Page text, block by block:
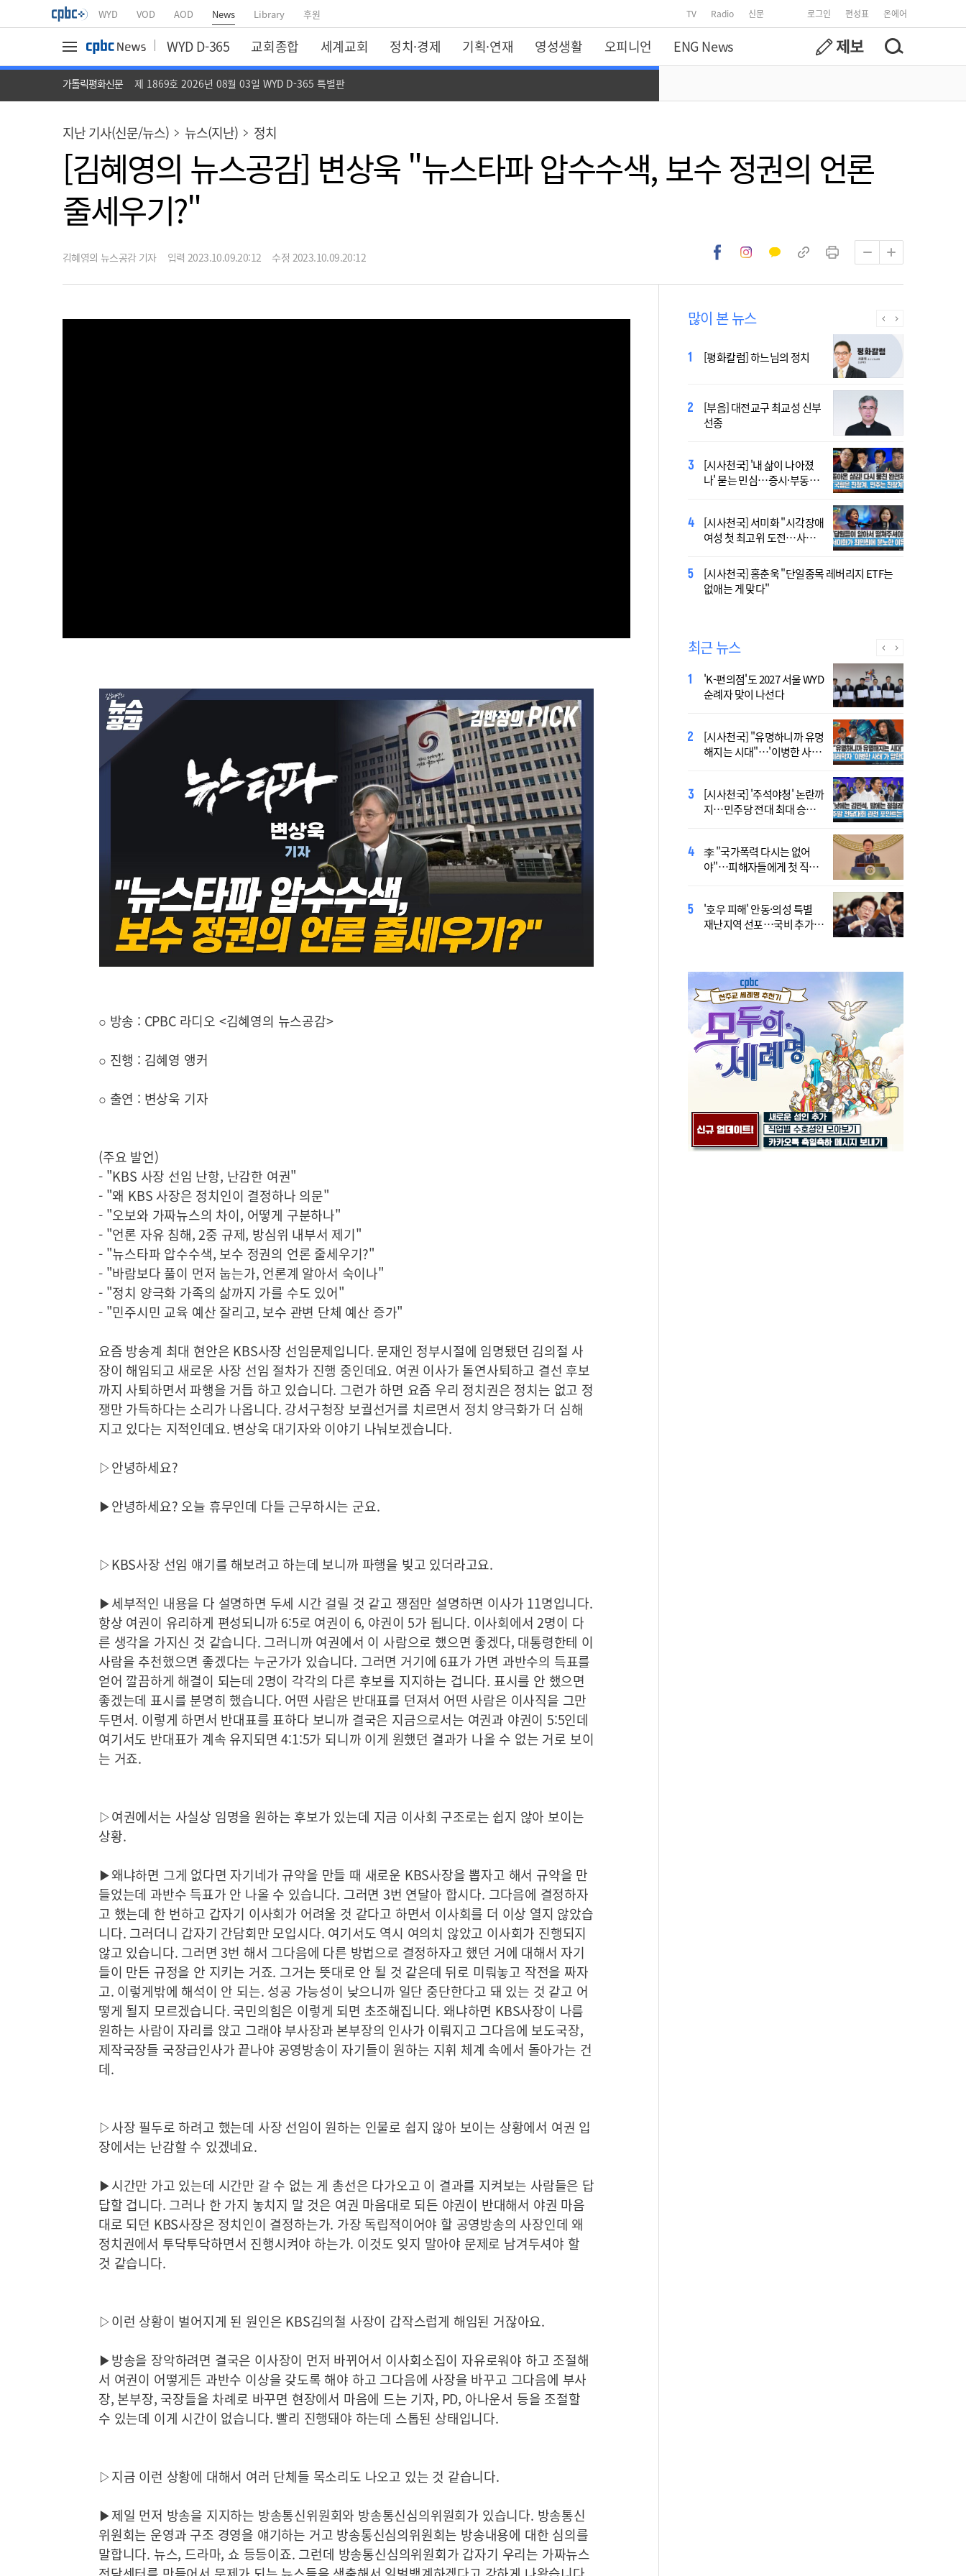
WYD VOD AOD News Library 후원 TV Radio 신문 로그인 편성표 온에어
WYD D-365 교회종합 세계교회 정치·경제 기획·연재 영성생활 오피니언 ENG News
가톨릭평화신문 제 1869호 2026년 08월 03일 WYD D-365 특별판
지난 기사(신문/뉴스) 뉴스(지난) 정치
[김혜영의 뉴스공감] 변상욱 "뉴스타파 압수수색, 보수 정권의 언론
줄세우기?"
김혜영의 뉴스공감 기자 입력 2023.10.09.20:12 수정 2023.10.09.20:12
○ 방송 : CPBC 라디오 <김혜영의 뉴스공감>
○ 진행 : 김혜영 앵커
○ 출연 : 변상욱 기자
(주요 발언)
- "KBS 사장 선임 난항, 난감한 여권"
- "왜 KBS 사장은 정치인이 결정하나 의문"
- "오보와 가짜뉴스의 차이, 어떻게 구분하나"
- "언론 자유 침해, 2중 규제, 방심위 내부서 제기"
- "뉴스타파 압수수색, 보수 정권의 언론 줄세우기?"
- "바람보다 풀이 먼저 눕는가, 언론계 알아서 숙이나"
- "정치 양극화 가족의 삶까지 가를 수도 있어"
- "민주시민 교육 예산 잘리고, 보수 관변 단체 예산 증가"
요즘 방송계 최대 현안은 KBS사장 선임문제입니다. 문재인 정부시절에 임명됐던 김의절 사
장이 해임되고 새로운 사장 선임 절차가 진행 중인데요. 여권 이사가 돌연사퇴하고 결선 후보
까지 사퇴하면서 파행을 거듭 하고 있습니다. 그런가 하면 요즘 우리 정치권은 정치는 없고 정
쟁만 가득하다는 소리가 나옵니다. 강서구청장 보궐선거를 치르면서 정치 양극화가 더 심해
지고 있다는 지적인데요. 변상욱 대기자와 이야기 나눠보겠습니다.
▷안녕하세요?
▶안녕하세요? 오늘 휴무인데 다들 근무하시는 군요.
▷KBS사장 선임 얘기를 해보려고 하는데 보니까 파행을 빚고 있더라고요.
▶세부적인 내용을 다 설명하면 두세 시간 걸릴 것 같고 쟁점만 설명하면 이사가 11명입니다.
항상 여권이 유리하게 편성되니까 6:5로 여권이 6, 야권이 5가 됩니다. 이사회에서 2명이 다
른 생각을 가지신 것 같습니다. 그러니까 여권에서 이 사람으로 했으면 좋겠다, 대통령한테 이
사람을 추천했으면 좋겠다는 누군가가 있습니다. 그러면 거기에 6표가 가면 과반수의 득표를
얻어 깔끔하게 해결이 되는데 2명이 각각의 다른 후보를 지지하는 겁니다. 표시를 안 했으면
좋겠는데 표시를 분명히 했습니다. 어떤 사람은 반대표를 던져서 어떤 사람은 이사직을 그만
두면서. 이렇게 하면서 반대표를 표하다 보니까 결국은 지금으로서는 여권과 야권이 5:5인데
여기서도 반대표가 계속 유지되면 4:1:5가 되니까 이게 원했던 결과가 나올 수 없는 거로 보이
는 거죠.
▷여권에서는 사실상 임명을 원하는 후보가 있는데 지금 이사회 구조로는 쉽지 않아 보이는
상황.
▶왜냐하면 그게 없다면 자기네가 규약을 만들 때 새로운 KBS사장을 뽑자고 해서 규약을 만
들었는데 과반수 득표가 안 나올 수 있습니다. 그러면 3번 연달아 합시다. 그다음에 결정하자
고 했는데 한 번하고 갑자기 이사회가 어려울 것 같다고 하면서 이사회를 더 이상 열지 않았습
니다. 그러더니 갑자기 간담회만 모입시다. 여기서도 역시 여의치 않았고 이사회가 진행되지
않고 있습니다. 그러면 3번 해서 그다음에 다른 방법으로 결정하자고 했던 거에 대해서 자기
들이 만든 규정을 안 지키는 거죠. 그거는 뜻대로 안 될 것 같은데 뒤로 미뤄놓고 작전을 짜자
고. 이렇게밖에 해석이 안 되는. 성공 가능성이 낮으니까 일단 중단한다고 돼 있는 것 같고 어
떻게 될지 모르겠습니다. 국민의힘은 이렇게 되면 초조해집니다. 왜냐하면 KBS사장이 나름
원하는 사람이 자리를 앉고 그래야 부사장과 본부장의 인사가 이뤄지고 그다음에 보도국장,
제작국장들 국장급인사가 끝나야 공영방송이 자기들이 원하는 지휘 체계 속에서 돌아가는 건
데.
▷사장 필두로 하려고 했는데 사장 선임이 원하는 인물로 쉽지 않아 보이는 상황에서 여권 입
장에서는 난감할 수 있겠네요.
▶시간만 가고 있는데 시간만 갈 수 없는 게 총선은 다가오고 이 결과를 지켜보는 사람들은 답
답할 겁니다. 그러나 한 가지 놓치지 말 것은 여권 마음대로 되든 야권이 반대해서 야권 마음
대로 되던 KBS사장은 정치인이 결정하는가. 가장 독립적이어야 할 공영방송의 사장인데 왜
정치권에서 투닥투닥하면서 진행시켜야 하는가. 이것도 잊지 말아야 문제로 남겨두셔야 할
것 같습니다.
▷이런 상황이 벌어지게 된 원인은 KBS김의철 사장이 갑작스럽게 해임된 거잖아요.
▶방송을 장악하려면 결국은 이사장이 먼저 바뀌어서 이사회소집이 자유로워야 하고 조절해
서 여권이 어떻게든 과반수 이상을 갖도록 해야 하고 그다음에 사장을 바꾸고 그다음에 부사
장, 본부장, 국장들을 차례로 바꾸면 현장에서 마음에 드는 기자, PD, 아나운서 등을 조절할
수 있는데 이게 시간이 없습니다. 빨리 진행돼야 하는데 스톱된 상태입니다.
▷지금 이런 상황에 대해서 여러 단체들 목소리도 나오고 있는 것 같습니다.
▶제일 먼저 방송을 지지하는 방송통신위원회와 방송통신심의위원회가 있습니다. 방송통신
위원회는 운영과 구조 경영을 얘기하는 거고 방송통신심의위원회는 방송내용에 대한 심의를
말합니다. 뉴스, 드라마, 쇼 등등이죠. 그런데 방송통신심의위원회가 갑자기 우리는 가짜뉴스
많이 본 뉴스
[평화칼럼] 하느님의 정치
[부음] 대전교구 최교성 신부
선종
[시사천국] '내 삶이 나아졌
나' 묻는 민심…증시·부동산
[시사천국] 서미화 "시각장애
여성 첫 최고위 도전…사회
[시사천국] 홍춘욱 "단일종목 레버리지 ETF는
없애는 게 맞다"
2027 서울 WYD 공식 주제가
오늘 공개…한국인 곡 선정
2027 서울 세계청년대회 주
제가 공개…희망의 선율 울
대전신학교 유학 사제, 중국
최연소 주교 됐다
[시사천국] 서범수 '돌려차기'
발언 파장…"사석에서도 안
[사제인사] 인천교구 8월 11
일·7월 30일 부
최근 뉴스
'K-편의점'도 2027 서울 WYD
순례자 맞이 나선다
[시사천국] "유명하니까 유명
해지는 시대"…'이병한 사
[시사천국] '주석야청' 논란까
지…민주당 전대 최대 승부
李 "국가폭력 다시는 없어
야"…피해자들에게 첫 직접
'호우 피해' 안동·의성 특별
재난지역 선포…국비 추가
폭염 '뉴 노멀' 시대..."한 단계
높은 수준의 폭염"
[사제인사] 안동교구, 10일
부
'식중독 발생 9월이 가장 많
아'
정동영 "'조선' 호명 부르기
공론화 후에"…원로들 "이름
Official Theme Song for
WYD Seoul 2027 Released